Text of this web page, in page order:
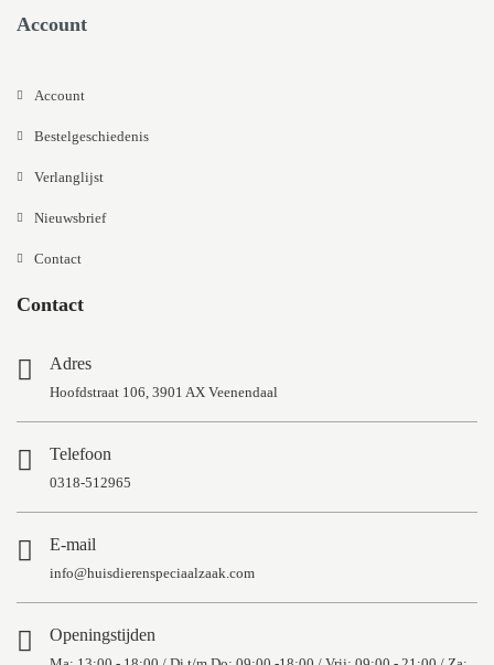
Account
Account
Bestelgeschiedenis
Verlanglijst
Nieuwsbrief
Contact
Contact
Adres
Hoofdstraat 106, 3901 AX Veenendaal
Telefoon
0318-512965
E-mail
info@huisdierenspeciaalzaak.com
Openingstijden